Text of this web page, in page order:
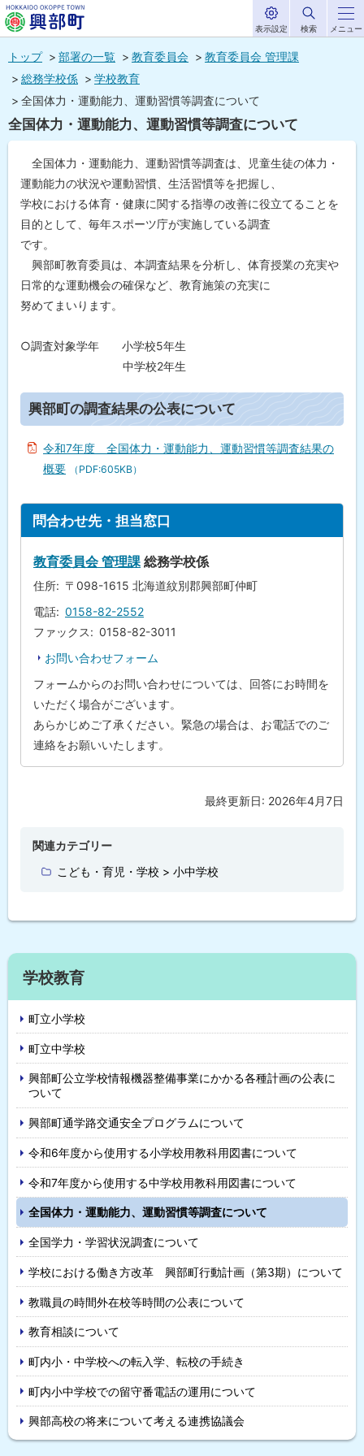
ニ
北海道興部
町
HOKKAIDO OKOPPE TOWN
メニュー
表示設定
ト
内
検索
トップ 部署の一覧 教育委員会
教育委員会 管理課
総務学校係
学校教育
全国体力・運動能力、運動習慣等調査について
全国体力・運動能力、運動習慣等調査について
全国体力・運動能力、運動習慣等調査は、児童生徒の体力・
運動能力の状況や運動習慣、生活習慣等を把握し、
学校における体育・健康に関する指導の改善に役立てることを
目的として、毎年スポーツ庁が実施している調査
です。
興部町教育委員は、本調査結果を分析し、体育授業の充実や
日常的な運動機会の確保など、教育施策の充実に
努めてまいります。
○調査対象学年 小学校5年生
中学校2年生
ペ
ー
ジ
内
目
次
町
の
調
結
果
の
表
つ
合
せ
先
担
興部町の調査結果の公表について
令和7年度 全国体力・運動能力、運動習慣等調査結果の
概要
（PDF:605KB）
問合わせ先・担当窓口
教育委員会 管理課 総務学校係
住所
〒098-1615 北海道紋別郡興部町仲町
電話
0158-82-2552
ファックス
0158-82-3011
お問い合わせフォーム
フォームからのお問い合わせについては、回答にお時間を
いただく場合がございます。
あらかじめご了承ください。緊急の場合は、お電話でのご
連絡をお願いいたします。
最終更新日: 2026年4月7日
関連カテゴリー
こども・育児・学校 > 小中学校
サ
イ
ド
・
メ
ニ
ュ
ー
学校教育
町立小学校
町立中学校
興部町公立学校情報機器整備事業にかかる各種計画の公表に
ついて
興部町通学路交通安全プログラムについて
令和6年度から使用する小学校用教科用図書について
令和7年度から使用する中学校用教科用図書について
全国体力・運動能力、運動習慣等調査について
全国学力・学習状況調査について
学校における働き方改革 興部町行動計画（第3期）について
教職員の時間外在校等時間の公表について
教育相談について
町内小・中学校への転入学、転校の手続き
町内小中学校での留守番電話の運用について
興部高校の将来について考える連携協議会